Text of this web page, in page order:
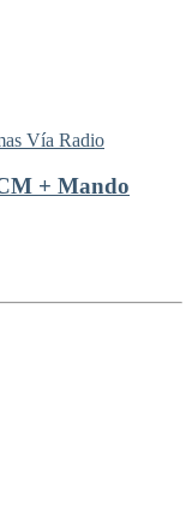
Vía Radio
+ Mando